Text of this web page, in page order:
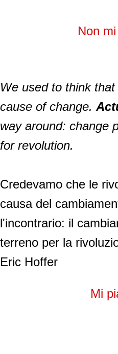
Non
We used to think
cause of change.
way around: change
for revolution.
Credevamo che le
causa del
l'incontrario: il
terreno per la
Eric Hoffer
Mi